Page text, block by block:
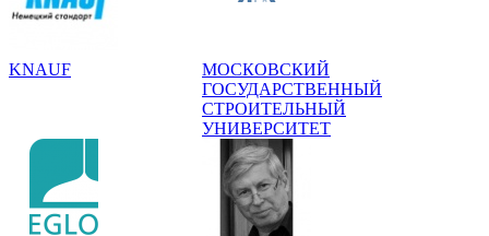
KNAUF
МОСКОВСКИЙ
ГОСУДАРСТВЕННЫЙ
СТРОИТЕЛЬНЫЙ
УНИВЕРСИТЕТ